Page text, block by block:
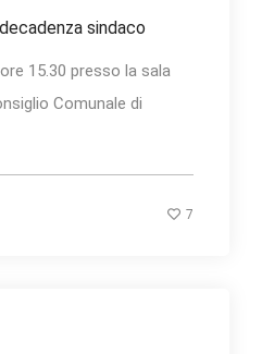
sindaco
15.30 presso la sala
Comunale di
7